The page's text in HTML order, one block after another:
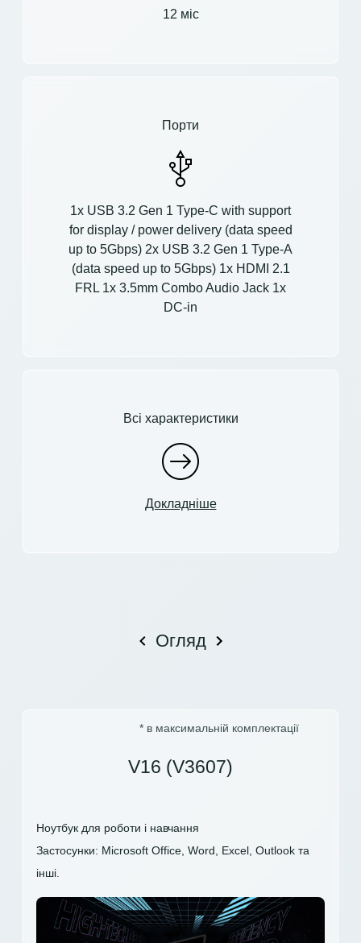
12 міс
Порти
1x USB 3.2 Gen 1 Type-C with support
for display / power delivery (data speed
up to 5Gbps) 2x USB 3.2 Gen 1 Type-A
(data speed up to 5Gbps) 1x HDMI 2.1
FRL 1x 3.5mm Combo Audio Jack 1x
DC-in
Всі характеристики
Докладніше
Огляд
* в максимальній комплектації
V16 (V3607)
Ноутбук для роботи і навчання
Застосунки: Microsoft Office, Word, Excel, Outlook та
інші.